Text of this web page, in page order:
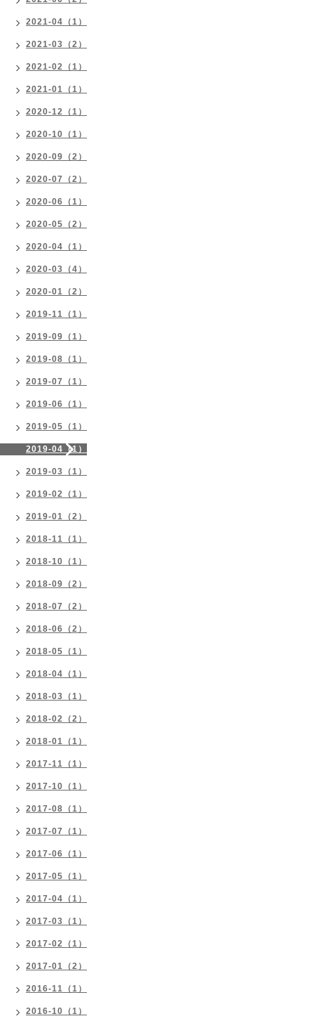
2021-04（1）
2021-03（2）
2021-02（1）
2021-01（1）
2020-12（1）
2020-10（1）
2020-09（2）
2020-07（2）
2020-06（1）
2020-05（2）
2020-04（1）
2020-03（4）
2020-01（2）
2019-11（1）
2019-09（1）
2019-08（1）
2019-07（1）
2019-06（1）
2019-05（1）
2019-04（1）
2019-03（1）
2019-02（1）
2019-01（2）
2018-11（1）
2018-10（1）
2018-09（2）
2018-07（2）
2018-06（2）
2018-05（1）
2018-04（1）
2018-03（1）
2018-02（2）
2018-01（1）
2017-11（1）
2017-10（1）
2017-08（1）
2017-07（1）
2017-06（1）
2017-05（1）
2017-04（1）
2017-03（1）
2017-02（1）
2017-01（2）
2016-11（1）
2016-10（1）